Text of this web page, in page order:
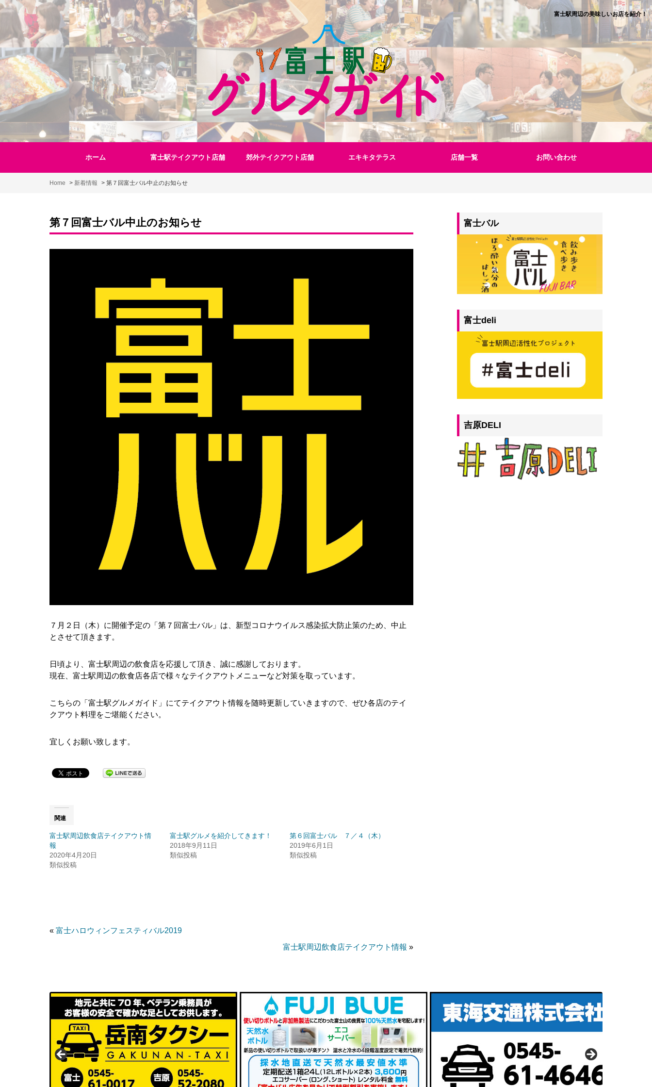
Skip
content
富士駅周辺の美味しいお店を紹介！
ホーム 富士駅テイクアウト店舗 郊外テイクアウト店舗 エキキタテラス 店舗一覧 お問い合わせ
Home > 新着情報 > 第７回富士バル中止のお知らせ
第７回富士バル中止のお知らせ
７月２日（木）に開催予定の「第７回富士バル」は、新型コロナウイルス感染拡大防止策のため、中止
とさせて頂きます。
日頃より、富士駅周辺の飲食店を応援して頂き、誠に感謝しております。
現在、富士駅周辺の飲食店各店で様々なテイクアウトメニューなど対策を取っています。
こちらの「富士駅グルメガイド」にてテイクアウト情報を随時更新していきますので、ぜひ各店のテイ
クアウト料理をご堪能ください。
宜しくお願い致します。
関連
富士駅周辺飲食店テイクアウト情
報
2020年4月20日
類似投稿
富士駅グルメを紹介してきます！
2018年9月11日
類似投稿
第６回富士バル ７／４（木）
2019年6月1日
類似投稿
« 富士ハロウィンフェスティバル2019
富士駅周辺飲食店テイクアウト情報 »
富士バル
富士deli
吉原DELI